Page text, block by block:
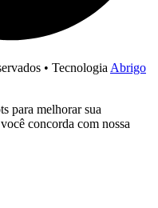
• Tecnologia Abrigo
para melhorar sua
concorda com nossa